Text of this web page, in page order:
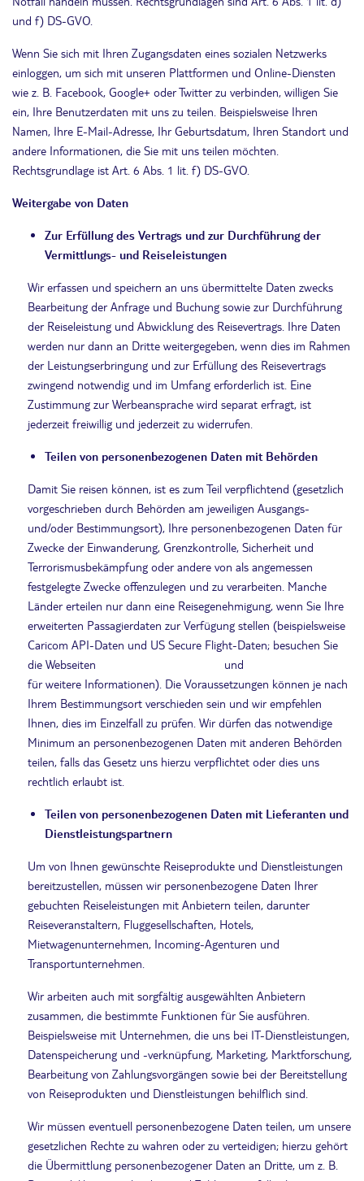
und f) DS-GVO.
Wenn Sie sich mit Ihren Zugangsdaten eines sozialen Netzwerks
einloggen, um sich mit unseren Plattformen und Online-Diensten
wie z. B. Facebook, Google+ oder Twitter zu verbinden, willigen Sie
ein, Ihre Benutzerdaten mit uns zu teilen. Beispielsweise Ihren
Namen, Ihre E-Mail-Adresse, Ihr Geburtsdatum, Ihren Standort und
andere Informationen, die Sie mit uns teilen möchten.
Rechtsgrundlage ist Art. 6 Abs. 1 lit. f) DS-GVO.
Weitergabe von Daten
Zur Erfüllung des Vertrags und zur Durchführung der
Vermittlungs- und Reiseleistungen
Wir erfassen und speichern an uns übermittelte Daten zwecks
Bearbeitung der Anfrage und Buchung sowie zur Durchführung
der Reiseleistung und Abwicklung des Reisevertrags. Ihre Daten
werden nur dann an Dritte weitergegeben, wenn dies im Rahmen
der Leistungserbringung und zur Erfüllung des Reisevertrags
zwingend notwendig und im Umfang erforderlich ist. Eine
Zustimmung zur Werbeansprache wird separat erfragt, ist
jederzeit freiwillig und jederzeit zu widerrufen.
Teilen von personenbezogenen Daten mit Behörden
Damit Sie reisen können, ist es zum Teil verpflichtend (gesetzlich
vorgeschrieben durch Behörden am jeweiligen Ausgangs-
und/oder Bestimmungsort), Ihre personenbezogenen Daten für
Zwecke der Einwanderung, Grenzkontrolle, Sicherheit und
Terrorismusbekämpfung oder andere von als angemessen
festgelegte Zwecke offenzulegen und zu verarbeiten. Manche
Länder erteilen nur dann eine Reisegenehmigung, wenn Sie Ihre
erweiterten Passagierdaten zur Verfügung stellen (beispielsweise
Caricom API-Daten und US Secure Flight-Daten; besuchen Sie
die Webseiten
und
für weitere Informationen). Die Voraussetzungen können je nach
Ihrem Bestimmungsort verschieden sein und wir empfehlen
Ihnen, dies im Einzelfall zu prüfen. Wir dürfen das notwendige
Minimum an personenbezogenen Daten mit anderen Behörden
teilen, falls das Gesetz uns hierzu verpflichtet oder dies uns
rechtlich erlaubt ist.
Teilen von personenbezogenen Daten mit Lieferanten und
Dienstleistungspartnern
Um von Ihnen gewünschte Reiseprodukte und Dienstleistungen
bereitzustellen, müssen wir personenbezogene Daten Ihrer
gebuchten Reiseleistungen mit Anbietern teilen, darunter
Reiseveranstaltern, Fluggesellschaften, Hotels,
Mietwagenunternehmen, Incoming-Agenturen und
Transportunternehmen.
Wir arbeiten auch mit sorgfältig ausgewählten Anbietern
zusammen, die bestimmte Funktionen für Sie ausführen.
Beispielsweise mit Unternehmen, die uns bei IT-Dienstleistungen,
Datenspeicherung und -verknüpfung, Marketing, Marktforschung,
Bearbeitung von Zahlungsvorgängen sowie bei der Bereitstellung
von Reiseprodukten und Dienstleistungen behilflich sind.
Wir müssen eventuell personenbezogene Daten teilen, um unsere
gesetzlichen Rechte zu wahren oder zu verteidigen; hierzu gehört
die Übermittlung personenbezogener Daten an Dritte, um z. B.